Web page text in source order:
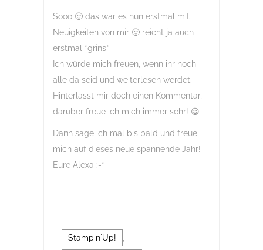
Sooo 🙂 das war es nun erstmal mit
Neuigkeiten von mir 🙂 reicht ja auch
erstmal *grins*
Ich würde mich freuen, wenn ihr noch
alle da seid und weiterlesen werdet.
Hinterlasst mir doch einen Kommentar,
darüber freue ich mich immer sehr! 😀
Dann sage ich mal bis bald und freue
mich auf dieses neue spannende Jahr!
Eure Alexa :-*
Stampin´Up!